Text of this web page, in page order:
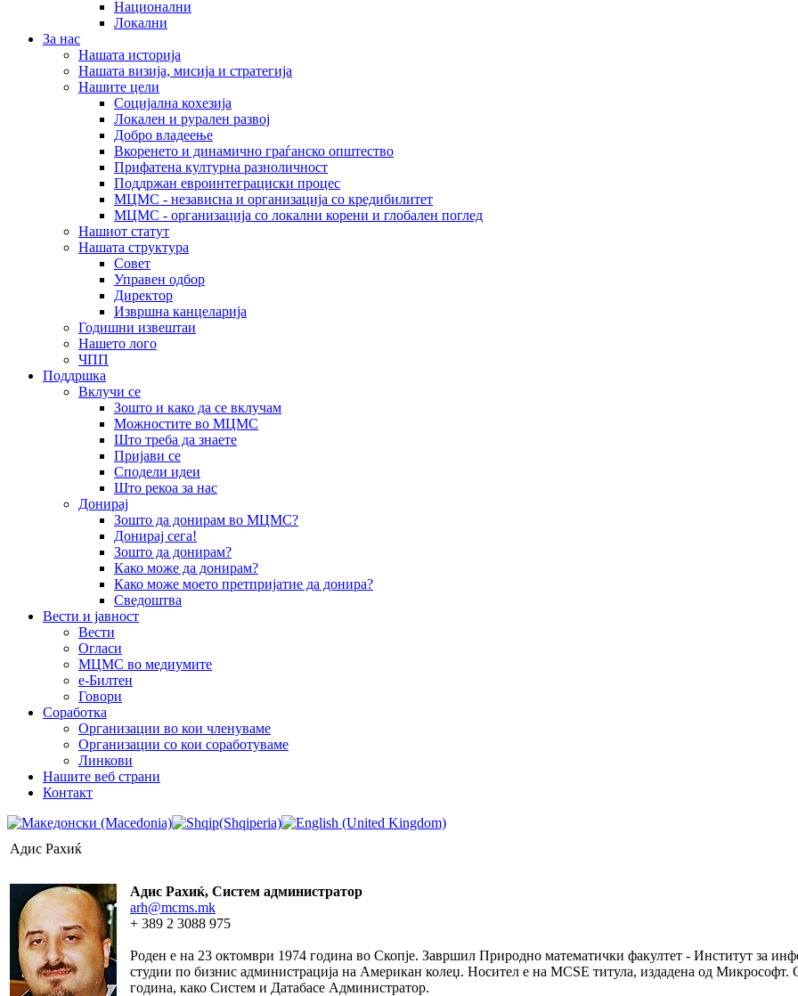
Национални
Локални
За нас
Нашата историја
Нашата визија, мисија и стратегија
Нашите цели
Социјална кохезија
Локален и рурален развој
Добро владеење
Вкоренето и динамично граѓанско општество
Прифатена културна разноличност
Поддржан евроинтеграциски процес
МЦМС - независна и организација со кредибилитет
МЦМС - организација со локални корени и глобален поглед
Нашиот статут
Нашата структура
Совет
Управен одбор
Директор
Извршна канцеларија
Годишни извештаи
Нашето лого
ЧПП
Поддршка
Вклучи се
Зошто и како да се вклучам
Можностите во МЦМС
Што треба да знаете
Пријави се
Сподели идеи
Што рекоа за нас
Донирај
Зошто да донирам во МЦМС?
Донирај сега!
Зошто да донирам?
Како може да донирам?
Како може моето претпријатие да донира?
Сведоштва
Вести и јавност
Вести
Огласи
МЦМС во медиумите
е-Билтен
Говори
Соработка
Организации во кои членуваме
Организации со кои соработуваме
Линкови
Нашите веб страни
Контакт
Адис Рахиќ
Адис Рахиќ, Систем администратор
arh@mcms.mk
+ 389 2 3088 975
Роден е на 23 октомври 1974 година во Скопје. Завршил Природно математички факултет - Институт за
студии по бизнис администрација на Американ колеџ. Носител е на MCSE титула, издадена од
година, како Систем и Датабасе Администратор.